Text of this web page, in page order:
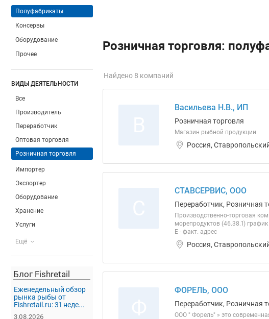
Полуфабрикаты
Консервы
Оборудование
Прочее
ВИДЫ ДЕЯТЕЛЬНОСТИ
Все
Производитель
Переработчик
Оптовая торговля
Розничная торговля
Импортер
Экспортер
Оборудование
Хранение
Услуги
Ещё
Блог Fishretail
Еженедельный обзор
рынка рыбы от
Fishretail.ru: 31 неде...
3.08.2026
Розничная торговля:
Найдено 8 компаний
Васильева Н.В., ИП
Розничная торговля
Магазин рыбной продукции
Россия,
СТАВСЕРВИС, ООО
Переработчик, Розничная
Производственно-торговая
морепродуктов (46.38.1)
Е - факт. адрес
Россия,
ФОРЕЛЬ, ООО
Переработчик, Розничная
ООО " Форель" » это